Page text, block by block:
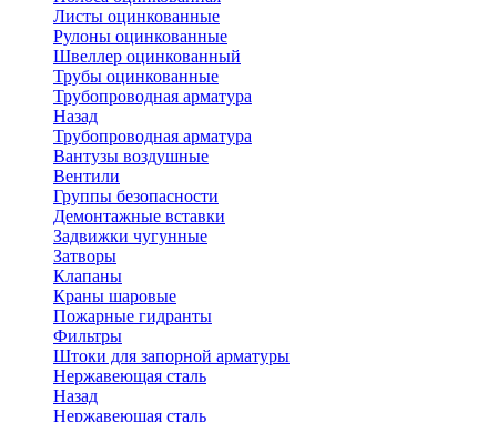
Листы оцинкованные
Рулоны оцинкованные
Швеллер оцинкованный
Трубы оцинкованные
Трубопроводная арматура
Назад
Трубопроводная арматура
Вантузы воздушные
Вентили
Группы безопасности
Демонтажные вставки
Задвижки чугунные
Затворы
Клапаны
Краны шаровые
Пожарные гидранты
Фильтры
Штоки для запорной арматуры
Нержавеющая сталь
Назад
Нержавеющая сталь